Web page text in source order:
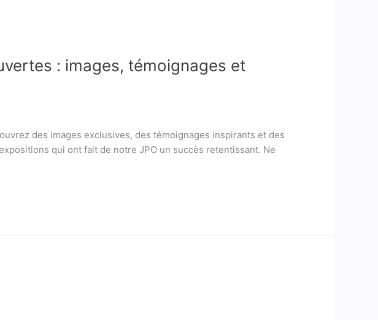
: images, témoignages et
des images exclusives, des témoignages inspirants et des
qui ont fait de notre JPO un succès retentissant. Ne